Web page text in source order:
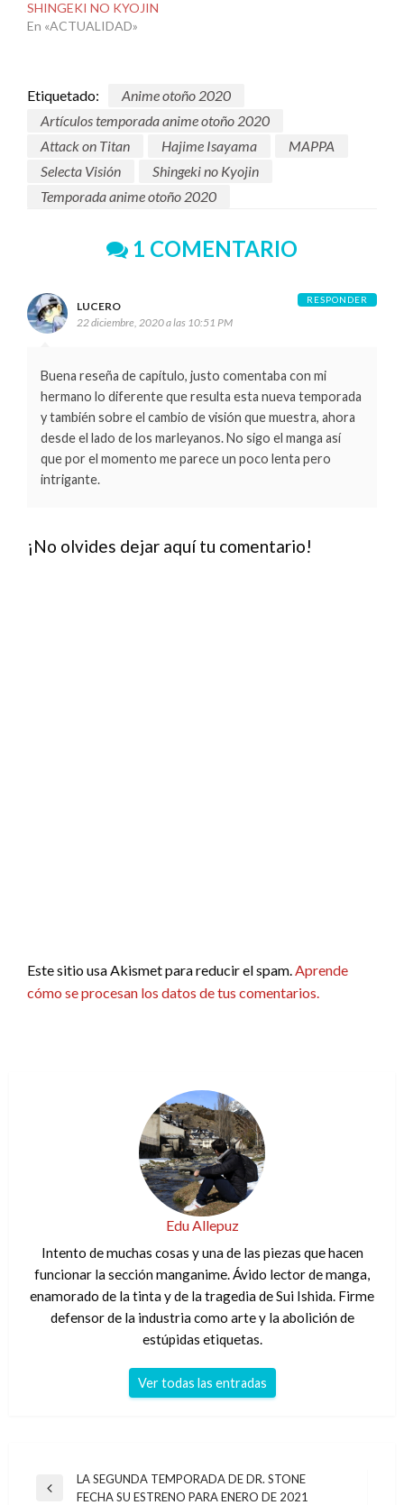
SHINGEKI NO KYOJIN
En «ACTUALIDAD»
Etiquetado:
Anime otoño 2020
Artículos temporada anime otoño 2020
Attack on Titan
Hajime Isayama
MAPPA
Selecta Visión
Shingeki no Kyojin
Temporada anime otoño 2020
1 COMENTARIO
LUCERO
22 diciembre, 2020 a las 10:51 PM
Buena reseña de capítulo, justo comentaba con mi
hermano lo diferente que resulta esta nueva temporada
y también sobre el cambio de visión que muestra, ahora
desde el lado de los marleyanos. No sigo el manga así
que por el momento me parece un poco lenta pero
intrigante.
RESPONDER
¡No olvides dejar aquí tu comentario!
Este sitio usa Akismet para reducir el spam. Aprende
cómo se procesan los datos de tus comentarios.
Edu Allepuz
Intento de muchas cosas y una de las piezas que hacen
funcionar la sección manganime. Ávido lector de manga,
enamorado de la tinta y de la tragedia de Sui Ishida. Firme
defensor de la industria como arte y la abolición de
estúpidas etiquetas.
Ver todas las entradas
Navegación
Entrada
LA SEGUNDA TEMPORADA DE DR. STONE
FECHA SU ESTRENO PARA ENERO DE 2021